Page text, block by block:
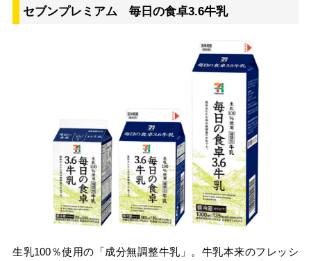
セブンプレミアム 毎日の食卓3.6牛乳
生乳100％使用の「成分無調整牛乳」。牛乳本来のフレッシ